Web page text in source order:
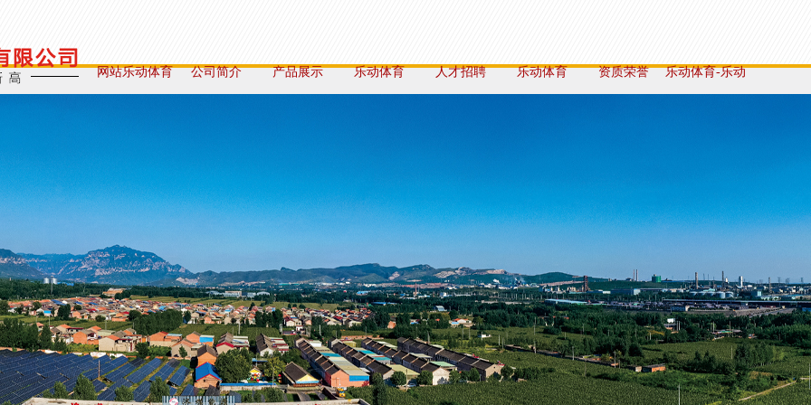
网站乐动体育 公司简介 产品展示 乐动体育 人才招聘 乐动体育 资质荣誉 乐动体育-乐动